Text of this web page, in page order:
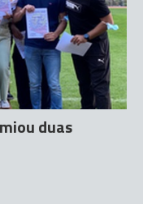
duas